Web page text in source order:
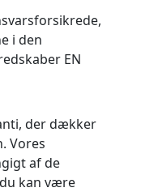
i den
EN
der dækker
Vores
af de
kan være